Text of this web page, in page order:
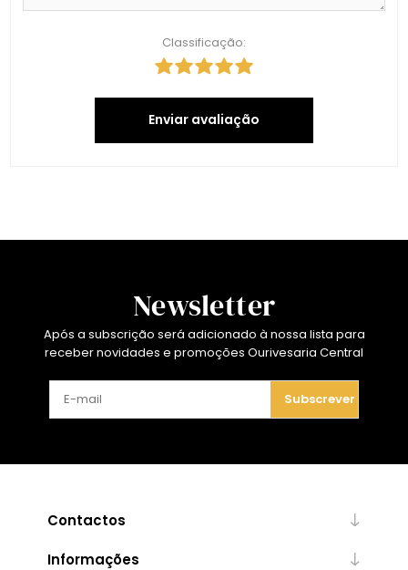
Classificação:
Enviar avaliação
Newsletter
Após a subscrição será adicionado à nossa lista para
receber novidades e promoções Ourivesaria Central
Subscrever
Contactos
Informações